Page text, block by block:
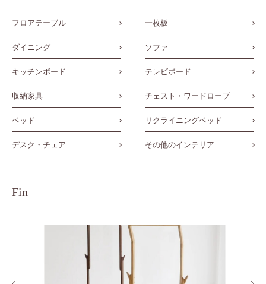
フロアテーブル 一枚板
ダイニング ソファ
キッチンボード テレビボード
収納家具 チェスト・ワードローブ
ベッド リクライニングベッド
デスク・チェア その他のインテリア
Fin